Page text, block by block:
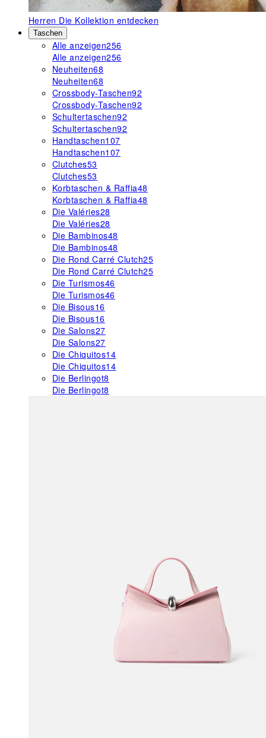
Herren Die Kollektion entdecken
Taschen
Alle anzeigen256
Alle anzeigen256
Neuheiten68
Neuheiten68
Crossbody-Taschen92
Crossbody-Taschen92
Schultertaschen92
Schultertaschen92
Handtaschen107
Handtaschen107
Clutches53
Clutches53
Korbtaschen & Raffia48
Korbtaschen & Raffia48
Die Valéries28
Die Valéries28
Die Bambinos48
Die Bambinos48
Die Rond Carré Clutch25
Die Rond Carré Clutch25
Die Turismos46
Die Turismos46
Die Bisous16
Die Bisous16
Die Salons27
Die Salons27
Die Chiquitos14
Die Chiquitos14
Die Berlingot8
Die Berlingot8